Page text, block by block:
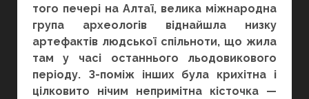
того печері на Алтаї, велика міжнародна
група археологів віднайшла низку
артефактів людської спільноти, що жила
там у часі останнього льодовикового
періоду. З-поміж інших була крихітна і
цілковито нічим непримітна кісточка —